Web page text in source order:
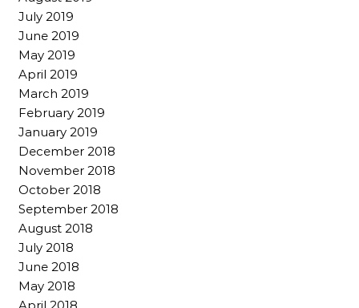
July 2019
June 2019
May 2019
April 2019
March 2019
February 2019
January 2019
December 2018
November 2018
October 2018
September 2018
August 2018
July 2018
June 2018
May 2018